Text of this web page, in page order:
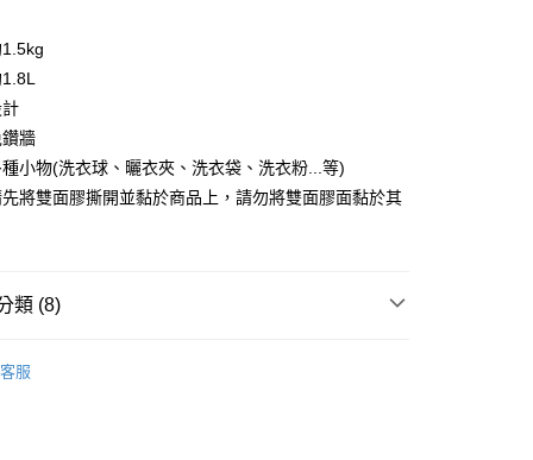
期使用說明】
灣大哥大提供，台灣大哥大用戶可立即使用無須另外申請。
擇「大哥付你分期」，訂單成立後會自動跳轉到大哥付的交易
機門號後，選擇欲分期的期數、繳款截止日，確認付款後即
度、可分期數及費用金額請依後續交易確認頁面所載為準。
分鐘內，如未前往確認交易或遇審核未通過，訂單將自動取
轉專審核」未通過狀況，表示未達大哥付你分期系統評分，恕
內容。
明】
併入電信帳單，「大哥付你分期」於每月結算日後寄送繳費提
，得透過本服務購買商品或服務，並由商店將買賣／分期付
大回饋】限時$299免運
，滿NT$299(含以上)免運費
牆
小物(洗衣球、曬衣夾、洗衣袋、洗衣粉...等)
將雙面膠撕開並黏於商品上，請勿將雙面膠面黏於其
類 (8)
客服